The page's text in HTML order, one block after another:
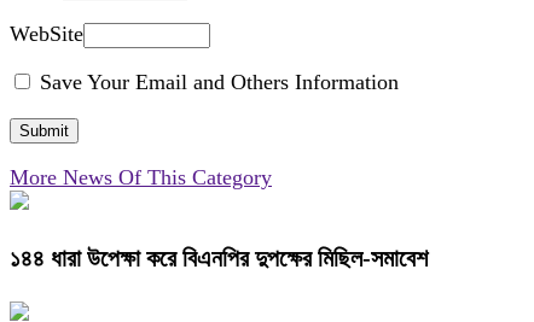
WebSite
Save Your Email and Others Information
More News Of This Category
১৪৪ ধারা উপেক্ষা করে বিএনপির দুপক্ষের মিছিল-সমাবেশ